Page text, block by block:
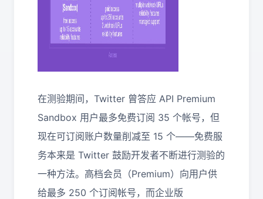
在测验期间，Twitter 曾答应 API Premium
Sandbox 用户最多免费订阅 35 个帐号，但
现在可订阅账户数量削减至 15 个——免费服
务本来是 Twitter 鼓励开发者不断进行测验的
一种方法。高档会员（Premium）向用户供
给最多 250 个订阅帐号，而企业版